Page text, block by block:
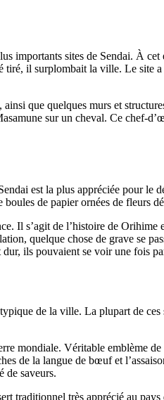
importants sites de Sendai. À
il surplombait la ville. Le site
que quelques murs et
sur un cheval. Ce chef-
est la plus appréciée pour
de papier ornées de fleurs
Il s’agit de l’histoire de
quelque chose de grave se
ils pouvaient se voir une fois
de la ville. La plupart de
mondiale. Véritable emblème
de la langue de bœuf et
de saveurs.
traditionnel très apprécié au